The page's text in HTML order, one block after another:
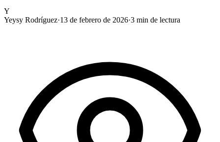
Y
Yeysy Rodríguez·13 de febrero de 2026·3 min de lectura